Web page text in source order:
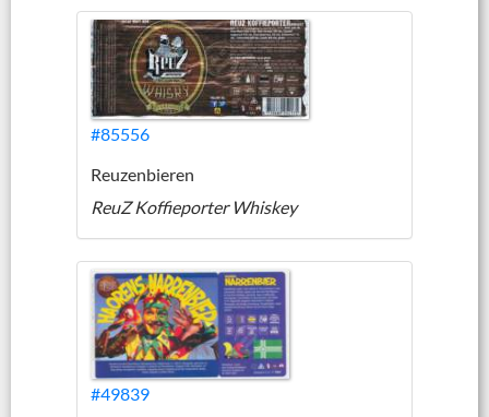
#85556
Reuzenbieren
ReuZ Koffieporter Whiskey
#49839